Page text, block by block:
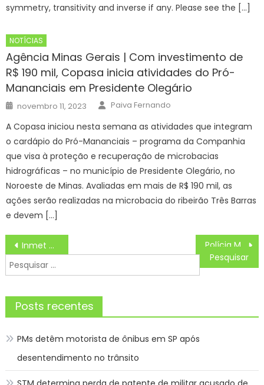
symmetry, transitivity and inverse if any. Please see the […]
NOTÍCIAS
Agência Minas Gerais | Com investimento de
R$ 190 mil, Copasa inicia atividades do Pró-
Mananciais em Presidente Olegário
Posted
on
novembro 11, 2023 Author
Paiva Fernando
A Copasa iniciou nesta semana as atividades que integram
o cardápio do Pró-Mananciais – programa da Companhia
que visa à proteção e recuperação de microbacias
hidrográficas – no município de Presidente Olegário, no
Noroeste de Minas. Avaliadas em mais de R$ 190 mil, as
ações serão realizadas na microbacia do ribeirão Três Barras
e devem […]
Navegação
de
Post
Inmet emite alerta vermelho para chuvas no Rio Grande do Sul
Pesquisar
por:
Posts recentes
PMs detêm motorista de ônibus em SP após
desentendimento no trânsito